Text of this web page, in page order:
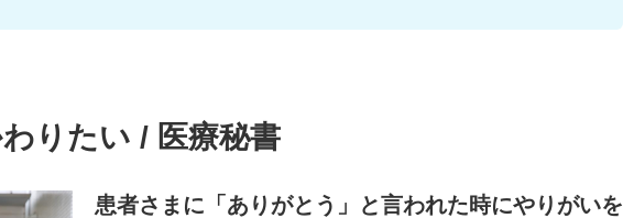
りたい / 医療秘書
患者さまに「ありがとう」と言われた時にやりがいを